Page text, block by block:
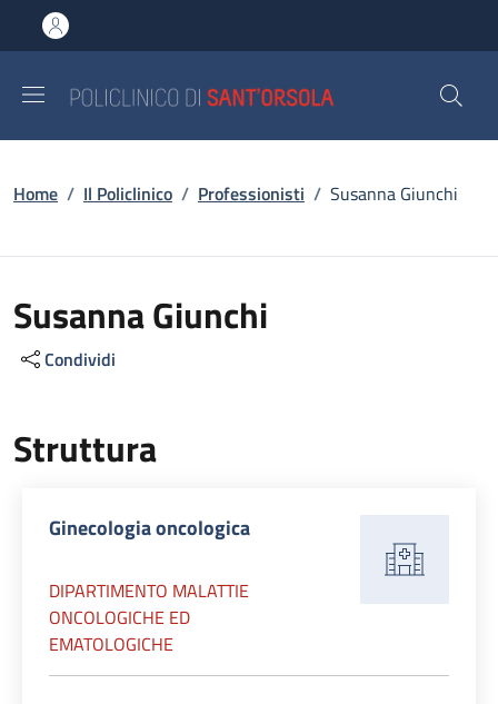
al contenuto principale
to footer content
Briciole di pane
Home / Il Policlinico / Professionisti / Susanna Giunchi
Susanna Giunchi
Condividi
Struttura
Ginecologia oncologica
DIPARTIMENTO MALATTIE
ONCOLOGICHE ED
EMATOLOGICHE